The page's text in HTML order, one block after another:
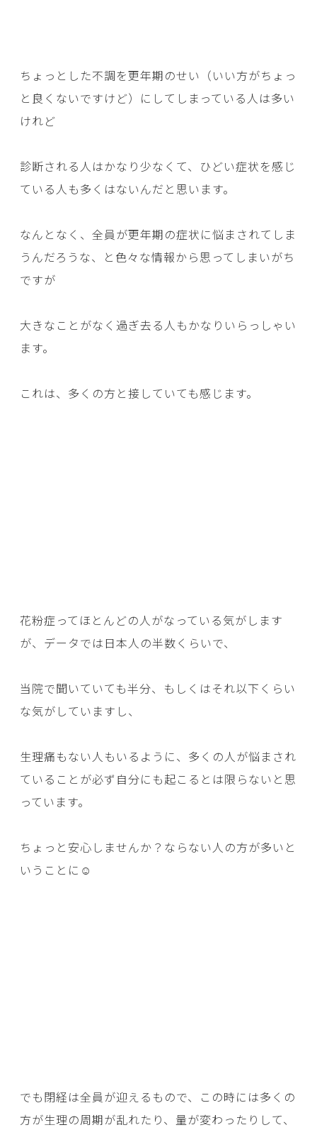
ちょっとした不調を更年期のせい（いい方がちょっ
と良くないですけど）にしてしまっている人は多い
けれど
診断される人はかなり少なくて、ひどい症状を感じ
ている人も多くはないんだと思います。
なんとなく、全員が更年期の症状に悩まされてしま
うんだろうな、と色々な情報から思ってしまいがち
ですが
大きなことがなく過ぎ去る人もかなりいらっしゃい
ます。
これは、多くの方と接していても感じます。
花粉症ってほとんどの人がなっている気がします
が、データでは日本人の半数くらいで、
当院で聞いていても半分、もしくはそれ以下くらい
な気がしていますし、
生理痛もない人もいるように、多くの人が悩まされ
ていることが必ず自分にも起こるとは限らないと思
っています。
ちょっと安心しませんか？ならない人の方が多いと
いうことに☺
でも閉経は全員が迎えるもので、この時には多くの
方が生理の周期が乱れたり、量が変わったりして、